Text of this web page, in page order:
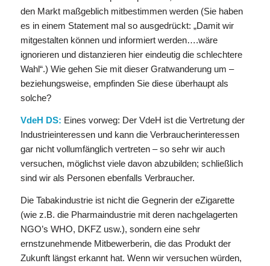
den Markt maßgeblich mitbestimmen werden (Sie haben
es in einem Statement mal so ausgedrückt: „Damit wir
mitgestalten können und informiert werden….wäre
ignorieren und distanzieren hier eindeutig die schlechtere
Wahl“.) Wie gehen Sie mit dieser Gratwanderung um –
beziehungsweise, empfinden Sie diese überhaupt als
solche?
VdeH DS: Eines vorweg: Der VdeH ist die Vertretung der
Industrieinteressen und kann die Verbraucherinteressen
gar nicht vollumfänglich vertreten – so sehr wir auch
versuchen, möglichst viele davon abzubilden; schließlich
sind wir als Personen ebenfalls Verbraucher.
Die Tabakindustrie ist nicht die Gegnerin der eZigarette
(wie z.B. die Pharmaindustrie mit deren nachgelagerten
NGO’s WHO, DKFZ usw.), sondern eine sehr
ernstzunehmende Mitbewerberin, die das Produkt der
Zukunft längst erkannt hat. Wenn wir versuchen würden,